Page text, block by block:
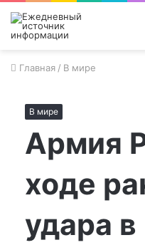
Главная / В мире
В мире
Армия
ходе
удара в